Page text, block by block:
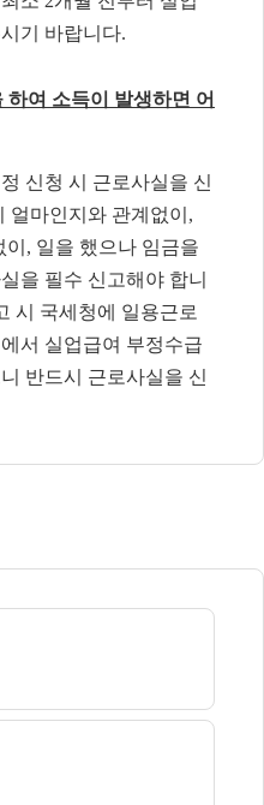
기 바랍니다.
여 소득이 발생하면 어
신청 시 근로사실을 신
얼마인지와 관계없이 ,
, 일을 했으나 임금을
을 필수 신고해야 합니
시 국세청에 일용근로
서 실업급여 부정수급
반드시 근로사실을 신